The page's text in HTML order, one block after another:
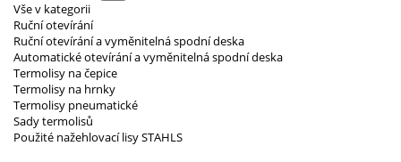
Vše v kategorii
Ruční otevírání
Ruční otevírání a vyměnitelná spodní deska
Automatické otevírání a vyměnitelná spodní deska
Termolisy na čepice
Termolisy na hrnky
Termolisy pneumatické
Sady termolisů
Použité nažehlovací lisy STAHLS